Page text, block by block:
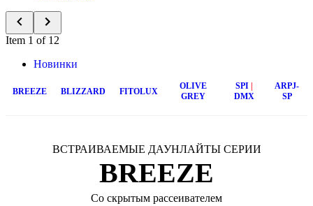
Item 1 of 12
Новинки
BREEZE BLIZZARD FITOLUX
OLIVE
GREY
SPI
DMX
ARPJ-
SP
ВСТРАИВАЕМЫЕ ДАУНЛАЙТЫ СЕРИИ
BREEZE
Со скрытым рассеивателем